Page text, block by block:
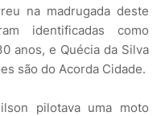
na madrugada deste
identificadas como
anos, e Quécia da Silva
são do Acorda Cidade.
pilotava uma moto